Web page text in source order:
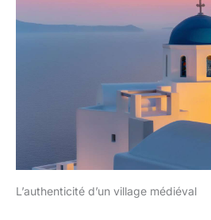
lacets, garantit que les pieds ne se
pendant les sports de plein air de
réglables, ce qui vous permet de
activités de plein
L’authenticité d’un village médiéval